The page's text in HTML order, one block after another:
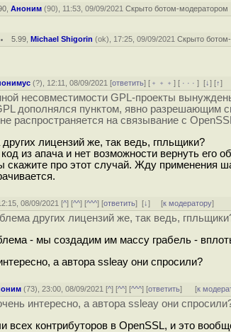
,Аноним (90), 11:53, 09/09/2021Скрыто ботом-модератором
5.99 ,Michael Shigorin (ok), 17:25, 09/09/2021Скрыто
(?), 12:11, 08/09/2021 [ответить] [ ﹢﹢﹢] [ · · ·][↓] [↑]
несовместимости GPL-проекты
дополнялся пунктом, явно разрешающим
распространяется на связывание с
лицензий же, так ведь, гпльщики?
код из апача и нет возможности вернуть его
скажите про этот случай. Жду применения
08/09/2021 [^] [^^] [^^^] [ответить][↓] [к модератору]
других лицензий же, так ведь,
- мы создадим им массу грабель -
а автора ssleay они спросили?
(73), 23:00, 08/09/2021 [^] [^^] [^^^] [ответить] [к
интересно, а автора ssleay они
всех контрибуторов в OpenSSL, и это